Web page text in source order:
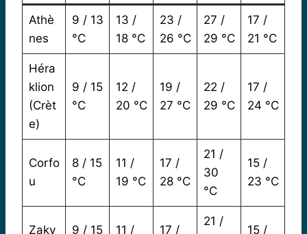
Athè
nes
9 / 13
°C
13 /
18 °C
23 /
26 °C
27 /
29 °C
17 /
21 °C
Héra
klion
(Crèt
e)
9 / 15
°C
12 /
20 °C
19 /
27 °C
22 /
29 °C
17 /
24 °C
Corfo
u
8 / 15
°C
11 /
19 °C
17 /
28 °C
21 /
30
°C
15 /
23 °C
Zaky
9 / 15
11 /
17 /
21 /
15 /